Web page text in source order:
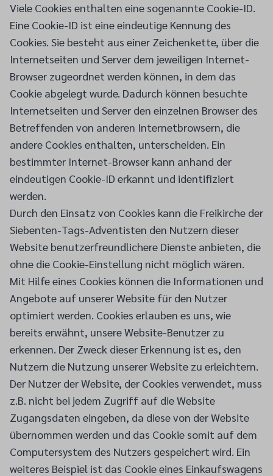
Viele Cookies enthalten eine sogenannte Cookie-ID.
Eine Cookie-ID ist eine eindeutige Kennung des
Cookies. Sie besteht aus einer Zeichenkette, über die
Internetseiten und Server dem jeweiligen Internet-
Browser zugeordnet werden können, in dem das
Cookie abgelegt wurde. Dadurch können besuchte
Internetseiten und Server den einzelnen Browser des
Betreffenden von anderen Internetbrowsern, die
andere Cookies enthalten, unterscheiden. Ein
bestimmter Internet-Browser kann anhand der
eindeutigen Cookie-ID erkannt und identifiziert
werden.
Durch den Einsatz von Cookies kann die Freikirche der
Siebenten-Tags-Adventisten den Nutzern dieser
Website benutzerfreundlichere Dienste anbieten, die
ohne die Cookie-Einstellung nicht möglich wären.
Mit Hilfe eines Cookies können die Informationen und
Angebote auf unserer Website für den Nutzer
optimiert werden. Cookies erlauben es uns, wie
bereits erwähnt, unsere Website-Benutzer zu
erkennen. Der Zweck dieser Erkennung ist es, den
Nutzern die Nutzung unserer Website zu erleichtern.
Der Nutzer der Website, der Cookies verwendet, muss
z.B. nicht bei jedem Zugriff auf die Website
Zugangsdaten eingeben, da diese von der Website
übernommen werden und das Cookie somit auf dem
Computersystem des Nutzers gespeichert wird. Ein
weiteres Beispiel ist das Cookie eines Einkaufswagens